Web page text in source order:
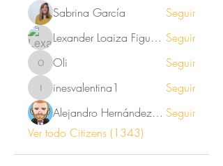
Sabrina García
Seguir
Lexander Loaiza Figueroa Seguir
Oli Oli Seguir
inesvalentina1
inesvalentina1
Seguir
Alejandro Hernández Renner Seguir
Ver todo Citizens (1343)